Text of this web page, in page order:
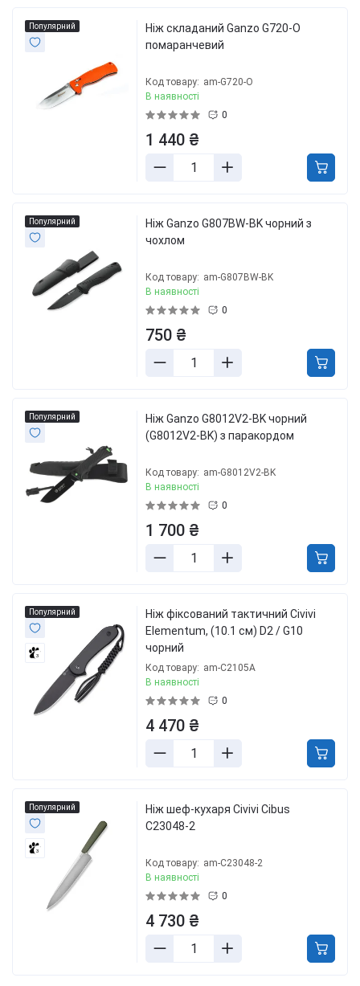
Популярний
Нiж складаний Ganzo G720-O
помаранчевий
Код товару: am-G720-O
В наявності
0
1 440 ₴
Популярний
Ніж Ganzo G807BW-BK чорний з
чохлом
Код товару: am-G807BW-BK
В наявності
0
750 ₴
Популярний
Ніж Ganzo G8012V2-BK чорний
(G8012V2-BK) з паракордом
Код товару: am-G8012V2-BK
В наявності
0
1 700 ₴
Популярний
3
Ніж фіксований тактичний Civivi
Elementum, (10.1 см) D2 / G10
чорний
Код товару: am-C2105A
В наявності
0
4 470 ₴
Популярний
3
Ніж шеф-кухаря Civivi Cibus
C23048-2
Код товару: am-C23048-2
В наявності
0
4 730 ₴